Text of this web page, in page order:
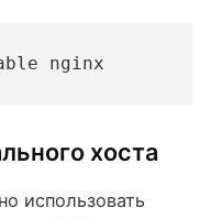
nginx
хоста
использовать